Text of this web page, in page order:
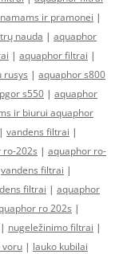
ir pramonei |
nauda | aquaphor
| aquaphor filtrai |
rusys | aquaphor s800
s550 | aquaphor
ir biurui aquaphor
| vandens filtrai |
ro-202s | aquaphor ro-
vandens filtrai |
filtrai | aquaphor
ro 202s |
| nugeležinimo filtrai |
voru | lauko kubilai